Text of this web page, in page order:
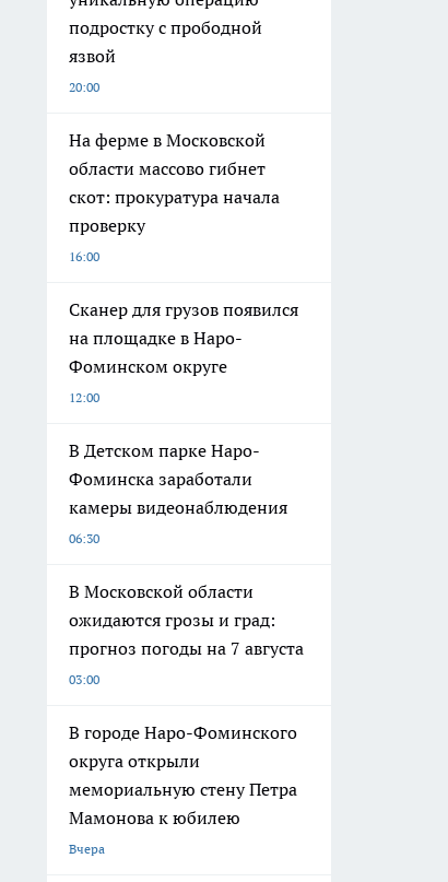
подростку с прободной
язвой
20:00
На ферме в Московской
области массово гибнет
скот: прокуратура начала
проверку
16:00
Сканер для грузов появился
на площадке в Наро-
Фоминском округе
12:00
В Детском парке Наро-
Фоминска заработали
камеры видеонаблюдения
06:30
В Московской области
ожидаются грозы и град:
прогноз погоды на 7 августа
03:00
В городе Наро-Фоминского
округа открыли
мемориальную стену Петра
Мамонова к юбилею
Вчера